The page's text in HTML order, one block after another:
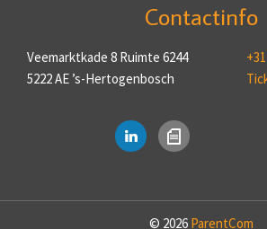
Contactinfo
Veemarktkade 8 Ruimte 6244
5222 AE ’s-Hertogenbosch
© 2026 ParentCom